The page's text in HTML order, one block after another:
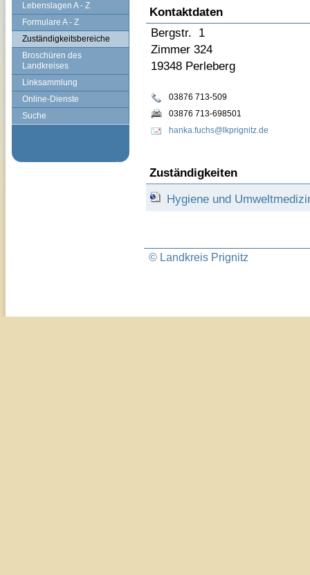
Lebenslagen A - Z
Formulare A - Z
Zuständigkeitsbereiche
Broschüren des
Landkreises
Linksammlung
Online-Dienste
Suche
Kontaktdaten
Bergstr. 1
Zimmer 324
19348 Perleberg
03876 713-509
03876 713-698501
hanka.fuchs@lkprignitz.de
Zuständigkeiten
Hygiene und
© Landkreis Prignitz